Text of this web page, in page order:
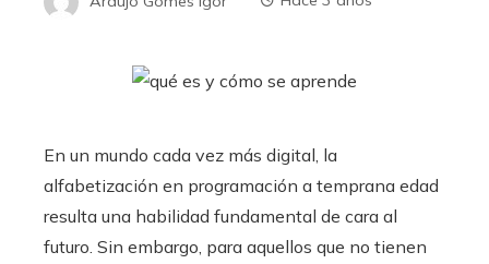
En un mundo cada vez más digital, la
alfabetización en programación a temprana edad
resulta una habilidad fundamental de cara al
futuro. Sin embargo, para aquellos que no tienen